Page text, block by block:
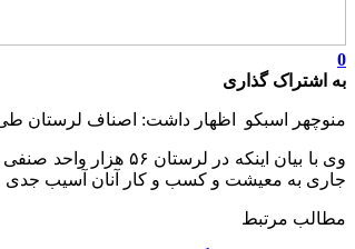
0
به اشتراک گذاری
منوچهر اسبکو اظهار داشت: اصناف لرستان
جاری به معیشت و کسب و کار آنان آسیب جدی
مطالب مرتبط